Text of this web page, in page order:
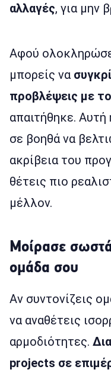
αλλαγές, για μην
Αφού
μπορείς να
προβλέψεις με
απαιτήθηκε. Αυτή
σε βοηθά να
ακρίβεια του
θέτεις πιο
μέλλον.
Μοίρασε
ομάδα σου
Αν συντονίζεις
να αναθέτεις
αρμοδιότητες.
projects σε